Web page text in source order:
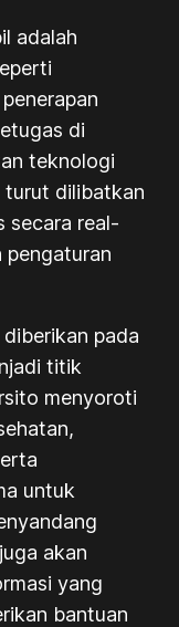
adalah
di
teknologi
turut dilibatkan
secara real-
pengaturan
pada
titik
menyoroti
untuk
akan
yang
bantuan